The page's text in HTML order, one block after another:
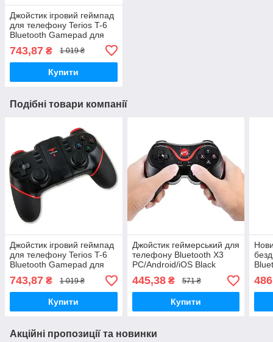
Джойстик ігровий геймпад
для телефону Terios T-6
Bluetooth Gamepad для
чорний
743,87 ₴ 1 019 ₴
Купити
Подібні товари компанії
Джойстик ігровий геймпад
для телефону Terios T-6
Bluetooth Gamepad для
чорний
743,87 ₴ 1 019 ₴
Купити
Джойстик геймерський для
телефону Bluetooth X3
PC/Android/iOS Black
445,38₴ 571 ₴
Купити
486
Акційні пропозиції та новинки